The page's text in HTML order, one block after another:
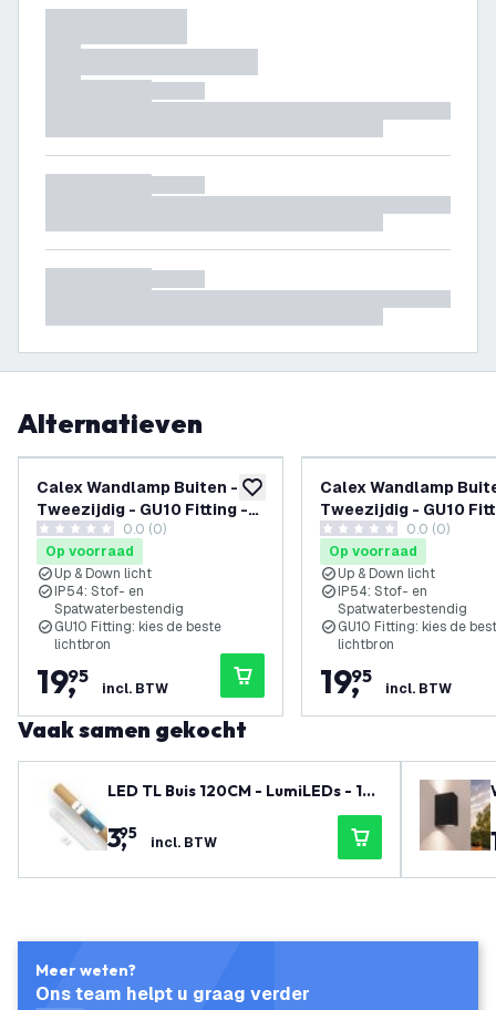
Alternatieven
toevoegen aan verlanglijst
Calex Wandlamp Buiten -
Tweezijdig - GU10 Fitting -
IP54 - Antraciet
0 score sterren0.0 (0)
Op voorraad
Up & Down licht
IP54: Stof- en
Spatwaterbestendig
GU10 Fitting: kies de beste
lichtbron
19,
95
incl. BTW
Calex Wandlamp
Tweezijdig - GU10
IP54 - Roest
0 score sterren0.0 (0)
Op voorraad
Up & Down licht
IP54: Stof- en
Spatwaterbestendig
GU10 Fitting: kies de
lichtbron
19,
95
incl. BTW
Vaak samen gekocht
LED TL Buis 120CM - LumiLEDs - 12
W - 6500K - 1920 Lumen - High Effi
ciency
3,
95 incl. BTW
Meer weten?
Ons team helpt u graag verder